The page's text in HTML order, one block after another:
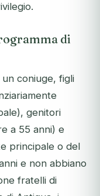
di
coniuge, figli
genitori
a 55 anni) e
principale o del
e non abbiano
fratelli di